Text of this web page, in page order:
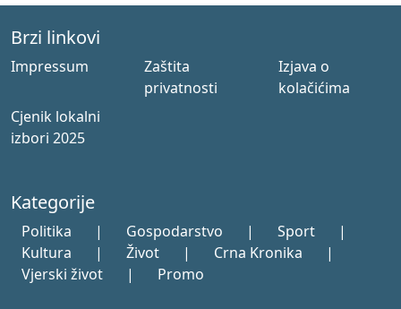
Brzi linkovi
Impressum
Zaštita
privatnosti
Izjava o
kolačićima
Cjenik lokalni
izbori 2025
Kategorije
Politika | Gospodarstvo | Sport
|
Kultura
| Život | Crna Kronika
|
Vjerski život
| Promo